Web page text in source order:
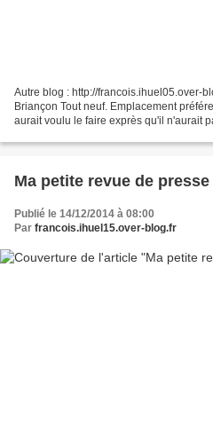
Autre blog : http://francois.ihuel05.over-
Briançon Tout neuf. Emplacement
aurait voulu le faire exprès qu'il n'aurait
Ma petite revue de presse
Publié le 14/12/2014 à 08:00
Par francois.ihuel15.over-blog.fr